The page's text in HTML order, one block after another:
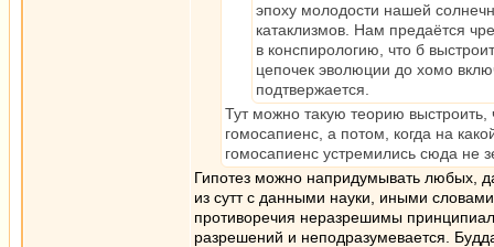
эпоху молодости нашей
катаклизмов. Нам предаётся
в конспирологию, что б
цепочек эволюции до хомо
подтвержается.
Тут можно такую теорию
гомосапиенс, а потом, когда на
гомосапиенс устремились сюда не
Гипотез можно напридумывать любых,
из сутт с данными науки, иными
противоречия неразрешимы
разрешений и неподразумевается.